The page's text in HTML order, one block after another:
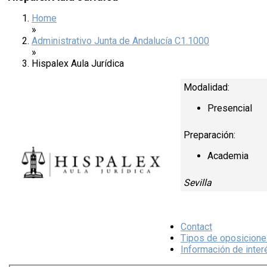
Home
»
Administrativo Junta de Andalucía C1.1000
»
Hispalex Aula Jurídica
Modalidad:
Presencial
Preparación:
Academia
Sevilla
Contact
Tipos de
Información de